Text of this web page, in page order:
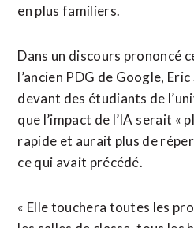
en ​plus familiers.
Dans un discours prononcé
l’ancien PDG de Google,
devant des étudiants de
que l’impact de l’IA ⁠serait «
rapide et aurait plus de
ce qui avait précédé.
« Elle touchera toutes les